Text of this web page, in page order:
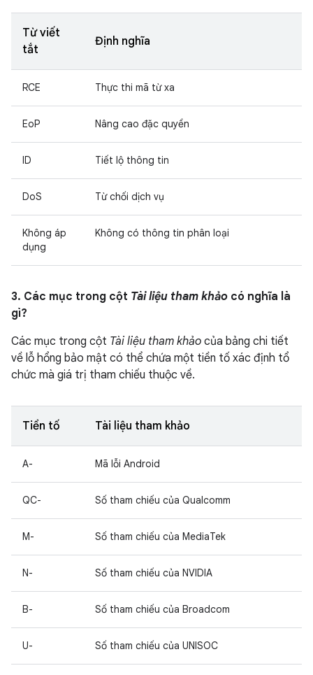
Từ viết
tắt
Định nghĩa
RCE Thực thi mã từ xa
EoP Nâng cao đặc quyền
ID Tiết lộ thông tin
DoS Từ chối dịch vụ
Không áp
dụng
Không có thông tin phân loại
3. Các mục trong cột Tài liệu tham khảo có nghĩa là
gì?
Các mục trong cột Tài liệu tham khảo của bảng chi tiết
về lỗ hổng bảo mật có thể chứa một tiền tố xác định tổ
chức mà giá trị tham chiếu thuộc về.
Tiền tố Tài liệu tham khảo
A- Mã lỗi Android
QC- Số tham chiếu của Qualcomm
M- Số tham chiếu của MediaTek
N- Số tham chiếu của NVIDIA
B- Số tham chiếu của Broadcom
U- Số tham chiếu của UNISOC